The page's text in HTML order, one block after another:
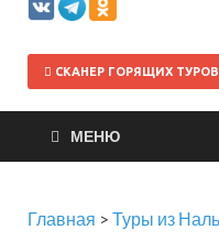
СКАНЕР ГОРЯЩИХ ТУРОВ
МЕНЮ
Главная > Туры из